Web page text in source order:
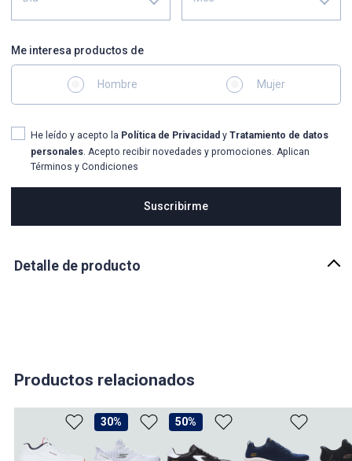
Me interesa productos de
Hombre Mujer
He leído y acepto la Política de Privacidad y Tratamiento de datos
personales. Acepto recibir novedades y promociones. Aplican
Términos y Condiciones
Suscribirme
Detalle de producto
pisada más suave, mientras que la suela de alta tracción optimiza
buscan bienestar.
País de origen:
VIETNAM
Productos relacionados
30% 50%